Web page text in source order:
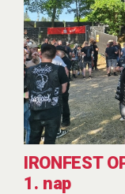
IRONFEST
1. nap